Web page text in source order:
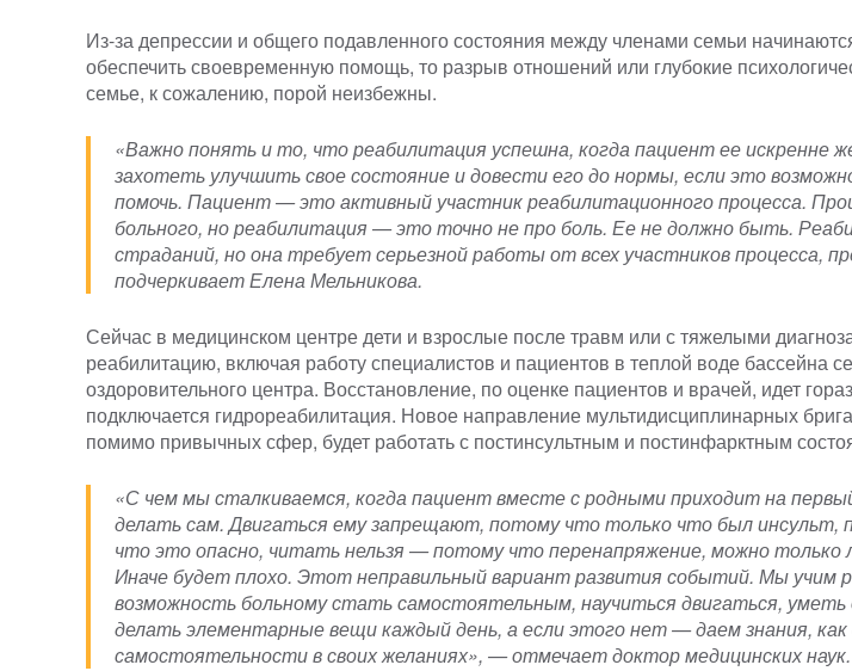
Из-за депрессии и общего подавленного состояния между членами семьи
обеспечить своевременную помощь, то разрыв отношений или глубокие
семье, к сожалению, порой неизбежны.
«Важно понять и то, что реабилитация успешна, когда пациент ее искренне
захотеть улучшить свое состояние и довести его до нормы, если это
помочь. Пациент — это активный участник реабилитационного процесса.
больного, но реабилитация — это точно не про боль. Ее не должно быть.
страданий, но она требует серьезной работы от всех участников процесса,
подчеркивает Елена Мельникова.
Сейчас в медицинском центре дети и взрослые после травм или с тяжелыми
реабилитацию, включая работу специалистов и пациентов в теплой воде бассейна
оздоровительного центра. Восстановление, по оценке пациентов и врачей, идет
подключается гидрореабилитация. Новое направление мультидисциплинарных
помимо привычных сфер, будет работать с постинсультным и постинфарктным
«С чем мы сталкиваемся, когда пациент вместе с родными приходит на
делать сам. Двигаться ему запрещают, потому что только что был
что это опасно, читать нельзя — потому что перенапряжение, можно
Иначе будет плохо. Этот неправильный вариант развития событий. Мы учим
возможность больному стать самостоятельным, научиться двигаться, уметь
делать элементарные вещи каждый день, а если этого нет — даем знания, как
самостоятельности в своих желаниях», — отмечает доктор медицинских наук.